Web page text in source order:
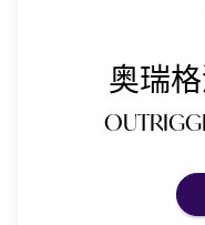
奥瑞